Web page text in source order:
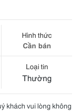
Hình thức
Cần bán
Loại tin
Thường
khách vui lòng không